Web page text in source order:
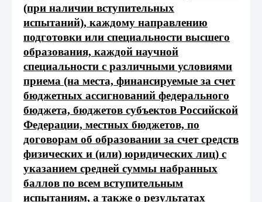
(при наличии вступительных
испытаний), каждому направлению
подготовки или специальности высшего
образования, каждой научной
специальности с различными условиями
приема (на места, финансируемые за счет
бюджетных ассигнований федерального
бюджета, бюджетов субъектов Российской
Федерации, местных бюджетов, по
договорам об образовании за счет средств
физических и (или) юридических лиц) с
указанием средней суммы набранных
баллов по всем вступительным
испытаниям, а также о результатах